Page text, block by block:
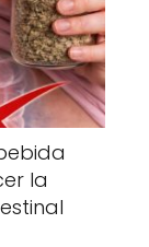
Al
muchas
nunca
se ha
la